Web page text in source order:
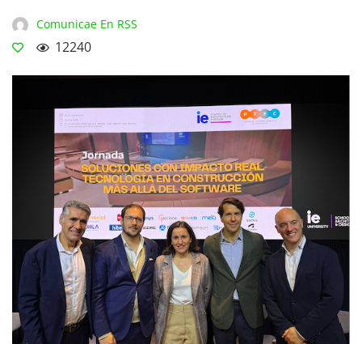
Comunicae En RSS
12240